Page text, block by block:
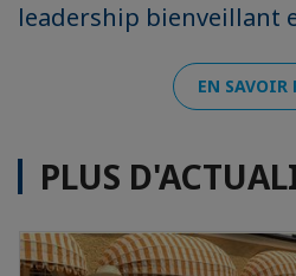
leadership bienveillant
EN SAVOIR
PLUS